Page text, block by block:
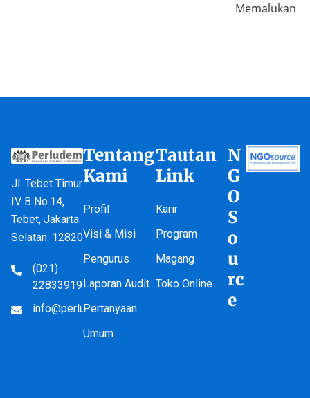
Memalukan
Jl. Tebet Timur
IV B No.14,
Tebet, Jakarta
Selatan. 12820
(021)
22833919
info@perludem.or.id
Tentang
Kami
Profil
Visi & Misi
Pengurus
Laporan Audit
Pertanyaan
Umum
Tautan
Link
Karir
Program
Magang
Toko Online
N
G
O
S
o
u
rc
e